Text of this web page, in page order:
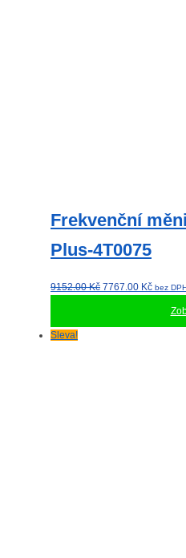
Frekvenční
Plus-4T0075
9152.00Kč Původní
7767.00 KčAktuální
bez DPH
Sleva!